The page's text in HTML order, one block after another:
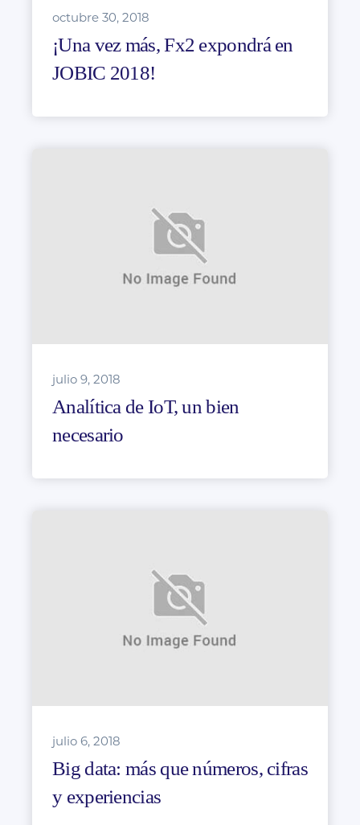
octubre 30, 2018
¡Una vez más, Fx2 expondrá en
JOBIC 2018!
julio 9, 2018
Analítica de IoT, un bien
necesario
julio 6, 2018
Big data: más que números, cifras
y experiencias